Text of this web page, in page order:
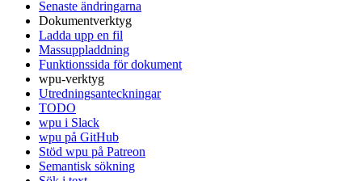
Senaste ändringarna
Dokumentverktyg
Ladda upp en fil
Massuppladdning
Funktionssida för dokument
wpu-verktyg
Utredningsanteckningar
TODO
wpu i Slack
wpu på GitHub
Stöd wpu på Patreon
Semantisk sökning